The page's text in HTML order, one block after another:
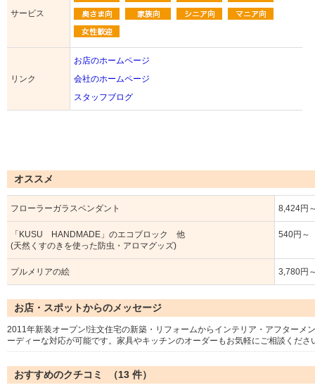
サービス
リンク
お店のホームページ
会社のホームページ
スタッフブログ
オススメ
フローラーガラスペンダント 8,424円
「KUSU HANDMADE」のエコブロック 他
(天然くすのきを使った防虫・アロマグッズ)
540円～
プルメリアの絵 3,780円
お店・スポットからのメッセージ
2011年新装オープン!注文住宅の新築・リフォームからインテリア・アフターメ
ーディーな対応が可能です。家具やキッチンのオーダーもお気軽にご相談くだ
おすすめのクチコミ （13 件）